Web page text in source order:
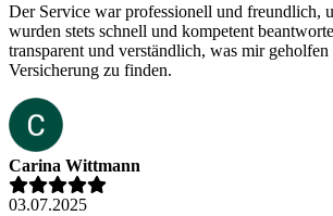
Der Service war professionell und freundlich,
wurden stets schnell und kompetent
transparent und verständlich, was mir geholfen
Versicherung zu finden.
Carina Wittmann
03.07.2025